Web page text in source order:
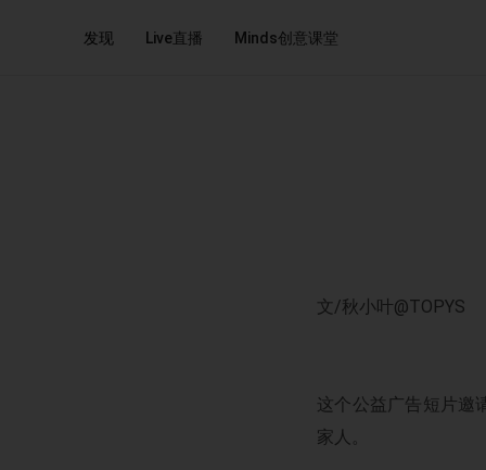
发现 Live直播 Minds创意课堂
文/秋小叶@TOPYS
这个公益广告短片邀
家人。